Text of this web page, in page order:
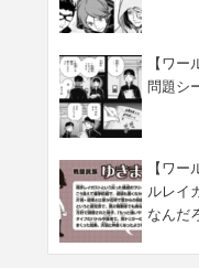
【ワ
問題シ
【ワ
ルレイ
なんだ